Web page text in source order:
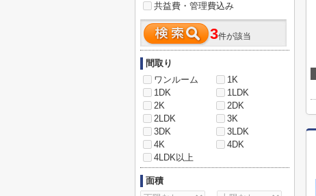
共益費・管理費込み
3件が該当
間取り
ワンルーム
1K
1DK
1LDK
2K
2DK
2LDK
3K
3DK
3LDK
4K
4DK
4LDK以上
面積